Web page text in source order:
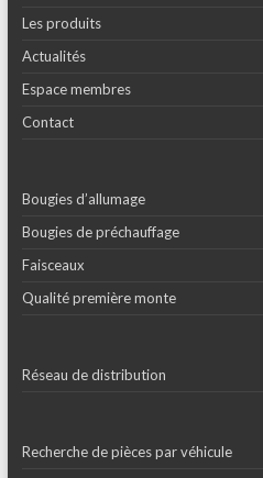
Les produits
Actualités
Espace membres
Contact
Bougies d’allumage
Bougies de préchauffage
Faisceaux
Qualité première monte
Réseau de distribution
Recherche de pièces par véhicule